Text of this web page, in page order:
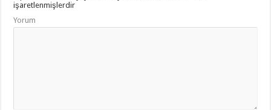
işaretlenmişlerdir
Yorum